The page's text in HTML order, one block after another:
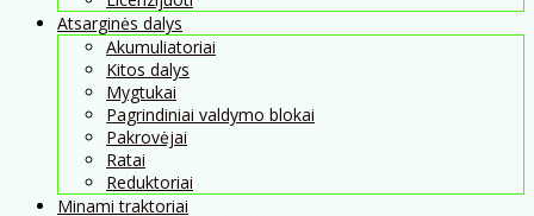
Atsarginės dalys
Akumuliatoriai
Kitos dalys
Mygtukai
Pagrindiniai valdymo blokai
Pakrovėjai
Ratai
Reduktoriai
Minami traktoriai